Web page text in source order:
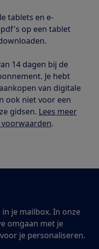
tablets en e-
op een tablet
14 dagen bij de
Je hebt
van digitale
ook niet voor een
gidsen. Lees meer
.
je mailbox. In onze
omgaan met je
je personaliseren.